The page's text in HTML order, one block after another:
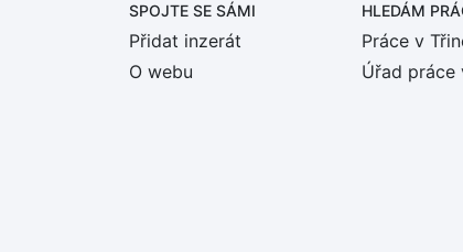
SPOJTE SE SÁMI
Přidat inzerát
O webu
HLEDÁM
Práce v
Úřad práce